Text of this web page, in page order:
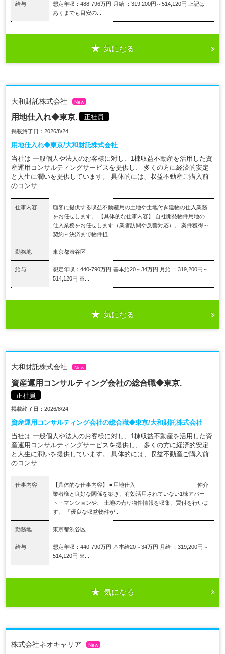
給与
想定年収：488-796万円 月給 ：319,200円～514,120円 上記は
あくまでも目安の...
気になる
大和財託株式会社 New
用地仕入れ◆東京. 正社員
掲載終了日：2026/8/24
用地仕入れ◆東京/大和財託株式会社
当社は 一般個人や法人のお客様に対し、1棟収益不動産を活用した資
産運用コンサルティングサービスを提供し、 多くの方に経済的安定
と人生に潤いを提供しています。 具体的には、収益不動産ご購入前
のコンサ...
仕事内容
顧客に提供する収益不動産用の土地や土地付き建物の仕入業務
をお任せします。 【具体的な仕事内容】 自社開発物件用地の
仕入業務をお任せします（業者訪問や反響対応）。 案件獲得～
契約～決済まで物件担...
勤務地 東京都渋谷区
給与
想定年収：440-790万円 基本給20～34万円 月給 ：319,200円～
514,120円 ※...
気になる
大和財託株式会社 New
資産運用コンサルティング会社の総合職◆東京.
正社員
掲載終了日：2026/8/24
資産運用コンサルティング会社の総合職◆東京/大和財託株式会社
当社は 一般個人や法人のお客様に対し、1棟収益不動産を活用した資
産運用コンサルティングサービスを提供し、 多くの方に経済的安定
と人生に潤いを提供しています。 具体的には、収益不動産ご購入前
のコンサ...
仕事内容
【具体的な仕事内容】 ■用地仕入 仲介
業者様と良好な関係を築き、有効活用されていない1棟アパー
ト・マンションや、 土地の売り物件情報を収集、買付を行いま
す。 「優良な収益物件が...
勤務地 東京都渋谷区
給与
想定年収：440-790万円 基本給20～34万円 月給 ：319,200円～
514,120円 ※...
気になる
株式会社ネオキャリア New